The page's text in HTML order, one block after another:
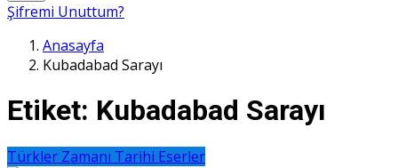
Şifremi Unuttum?
Anasayfa
Kubadabad Sarayı
Etiket: Kubadabad Sarayı
Türkler Zamanı Tarihi Eserler